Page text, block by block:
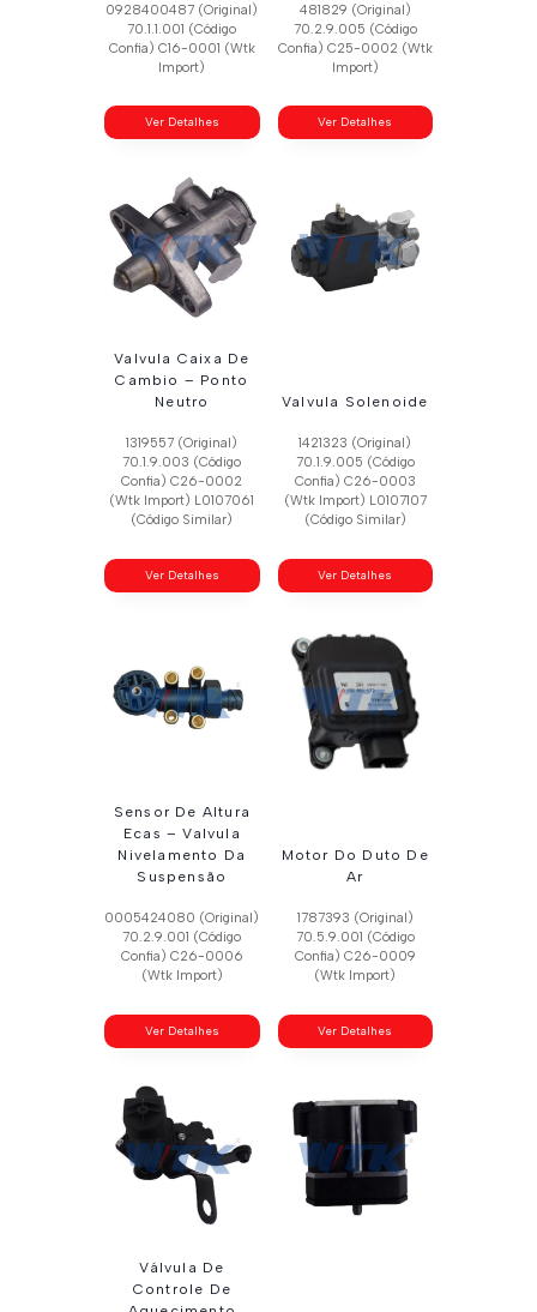
0928400487 (Original)
70.1.1.001 (Código
Confia) C16-0001 (Wtk
Import)
Ver Detalhes
481829 (Original)
70.2.9.005 (Código
Confia) C25-0002 (Wtk
Import)
Ver Detalhes
Valvula Caixa De
Cambio – Ponto
Neutro
1319557 (Original)
70.1.9.003 (Código
Confia) C26-0002
(Wtk Import) L0107061
(Código Similar)
Ver Detalhes
Valvula Solenoide
1421323 (Original)
70.1.9.005 (Código
Confia) C26-0003
(Wtk Import) L0107107
(Código Similar)
Ver Detalhes
Sensor De Altura
Ecas – Valvula
Nivelamento Da
Suspensão
0005424080 (Original)
70.2.9.001 (Código
Confia) C26-0006
(Wtk Import)
Ver Detalhes
Motor Do Duto De
Ar
1787393 (Original)
70.5.9.001 (Código
Confia) C26-0009
(Wtk Import)
Ver Detalhes
Válvula De
Controle De